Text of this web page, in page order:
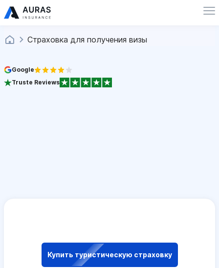
Страховка для получения визы
Google
Truste Reviews
Купить туристическую страховку